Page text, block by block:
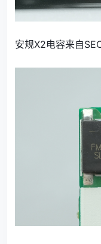
安规X2电容来自